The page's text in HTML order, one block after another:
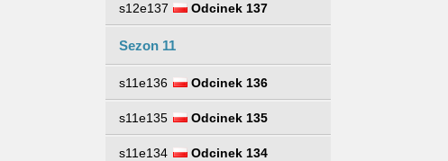
s12e137 Odcinek 137
Sezon 11
s11e136 Odcinek 136
s11e135 Odcinek 135
s11e134 Odcinek 134